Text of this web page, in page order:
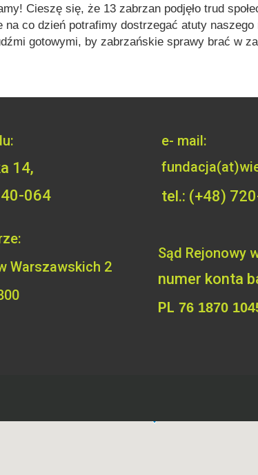
Cieszę się, że 13 zabrzan podjęło trud
na co dzień potrafimy dostrzegać atuty
gotowymi, by zabrzańskie sprawy brać w
Sąd Rejonowy
numer konta
PL 76 1870
e- mail:
tel.: (+48)
Warszawskich 2
14,
40-064